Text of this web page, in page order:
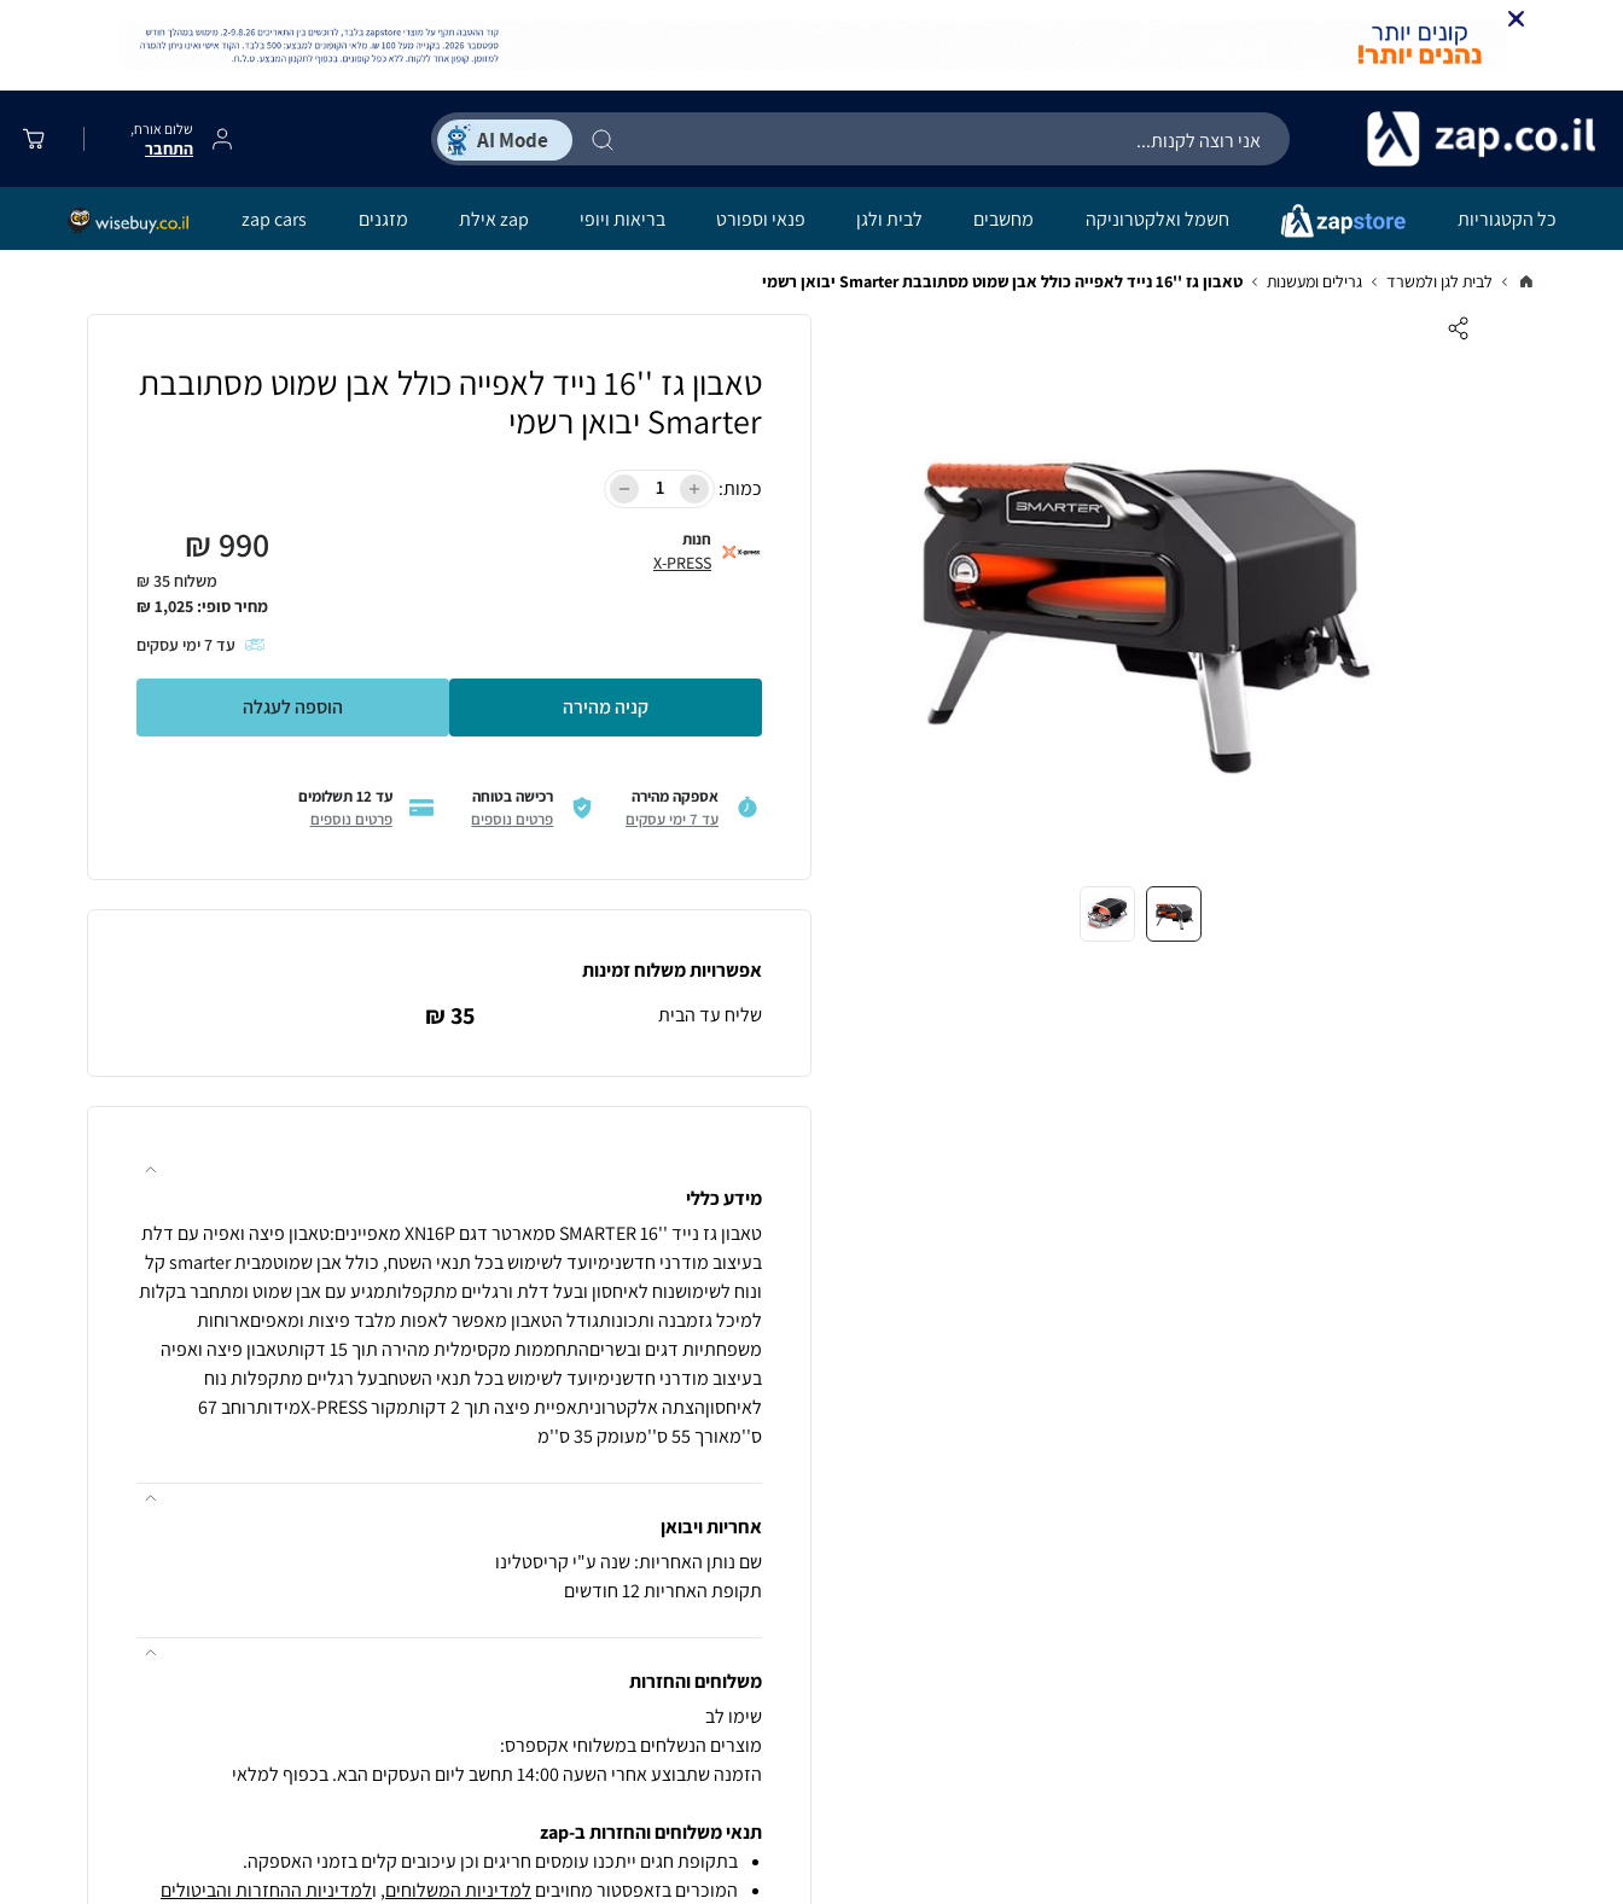
שלום אורח,
התחבר
כל הקטגוריות חשמל ואלקטרוניקה מחשבים לבית ולגן פנאי וספורט בריאות ויופי zap אילת מזגנים zap cars
לבית לגן ולמשרד גרילים ומעשנות טאבון ‏גז ''16 נייד לאפייה כולל אבן שמוט מסתובבת Smarter יבואן רשמי
טאבון ‏גז ''16 נייד לאפייה כולל אבן שמוט מסתובבת
Smarter יבואן רשמי
כמות:
חנות
X-PRESS
990
₪
משלוח 35 ₪
מחיר סופי: 1,025
₪
עד7ימי עסקים
קניה מהירה הוספה לעגלה
אספקה מהירה
עד 7 ימי עסקים
רכישה בטוחה
פרטים נוספים
עד 12 תשלומים
פרטים נוספים
אפשרויות משלוח זמינות
שליח עד הבית
35 ₪
מידע כללי
טאבון גז נייד ''16 SMARTER סמארטר דגם XN16P מאפיינים:טאבון פיצה ואפיה עם דלת
בעיצוב מודרני חדשנימיועד לשימוש בכל תנאי השטח, כולל אבן שמוטמבית smarter קל
ונוח לשימושנוח לאיחסון ובעל דלת ורגליים מתקפלותמגיע עם אבן שמוט ומתחבר בקלות
למיכל גזמבנה ותכונותגודל הטאבון מאפשר לאפות מלבד פיצות ומאפיםארוחות
משפחתיות דגים ובשריםהתחממות מקסימלית מהירה תוך 15 דקותטאבון פיצה ואפיה
בעיצוב מודרני חדשנימיועד לשימוש בכל תנאי השטחבעל רגליים מתקפלות נוח
לאיחסוןהצתה אלקטרוניתאפיית פיצה תוך 2 דקותמקור X-PRESSמידותרוחב 67
ס''מאורך 55 ס''מעומק 35 ס''מ
אחריות ויבואן
שם נותן האחריות: שנה ע"י קריסטלינו
תקופת האחריות 12 חודשים
משלוחים והחזרות
הזמנה שתבוצע אחרי השעה 14:00 תחשב ליום העסקים הבא. בכפוף למלאי
תנאי משלוחים והחזרות ב-zap
בתקופת חגים ייתכנו עומסים חריגים וכן עיכובים קלים בזמני האספקה.
המוכרים בזאפסטור מחויבים למדיניות המשלוחים, ולמדיניות ההחזרות והביטולים